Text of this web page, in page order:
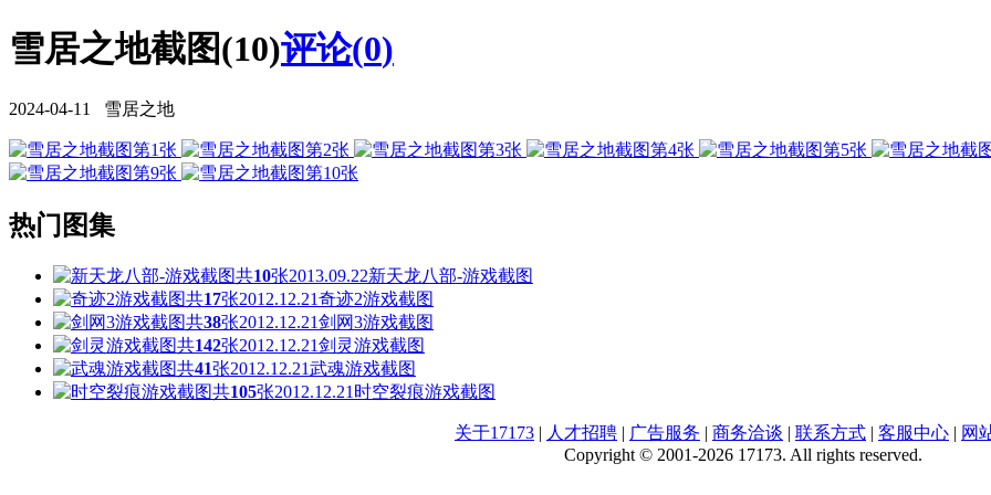
雪居之地截图(10)评论(0)
2024-04-11 雪居之地
热门图集
共10张2013.09.22新天龙八部-游戏截图
共17张2012.12.21奇迹2游戏截图
共38张2012.12.21剑网3游戏截图
共142张2012.12.21剑灵游戏截图
共41张2012.12.21武魂游戏截图
共105张2012.12.21 时空裂痕游戏截图
关于17173 | 人才招聘 | 广告服务 | 商务洽谈 | 联系方式 | 客服中心 | 网
Copyright © 2001-2026 17173. All rights reserved.